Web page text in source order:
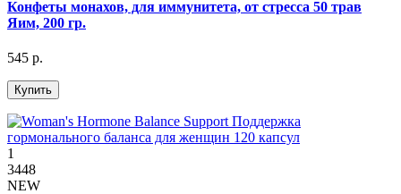
Конфеты монахов, для иммунитета, от стресса 50 трав
Яим, 200 гр.
545 р.
Купить
1
3448
NEW